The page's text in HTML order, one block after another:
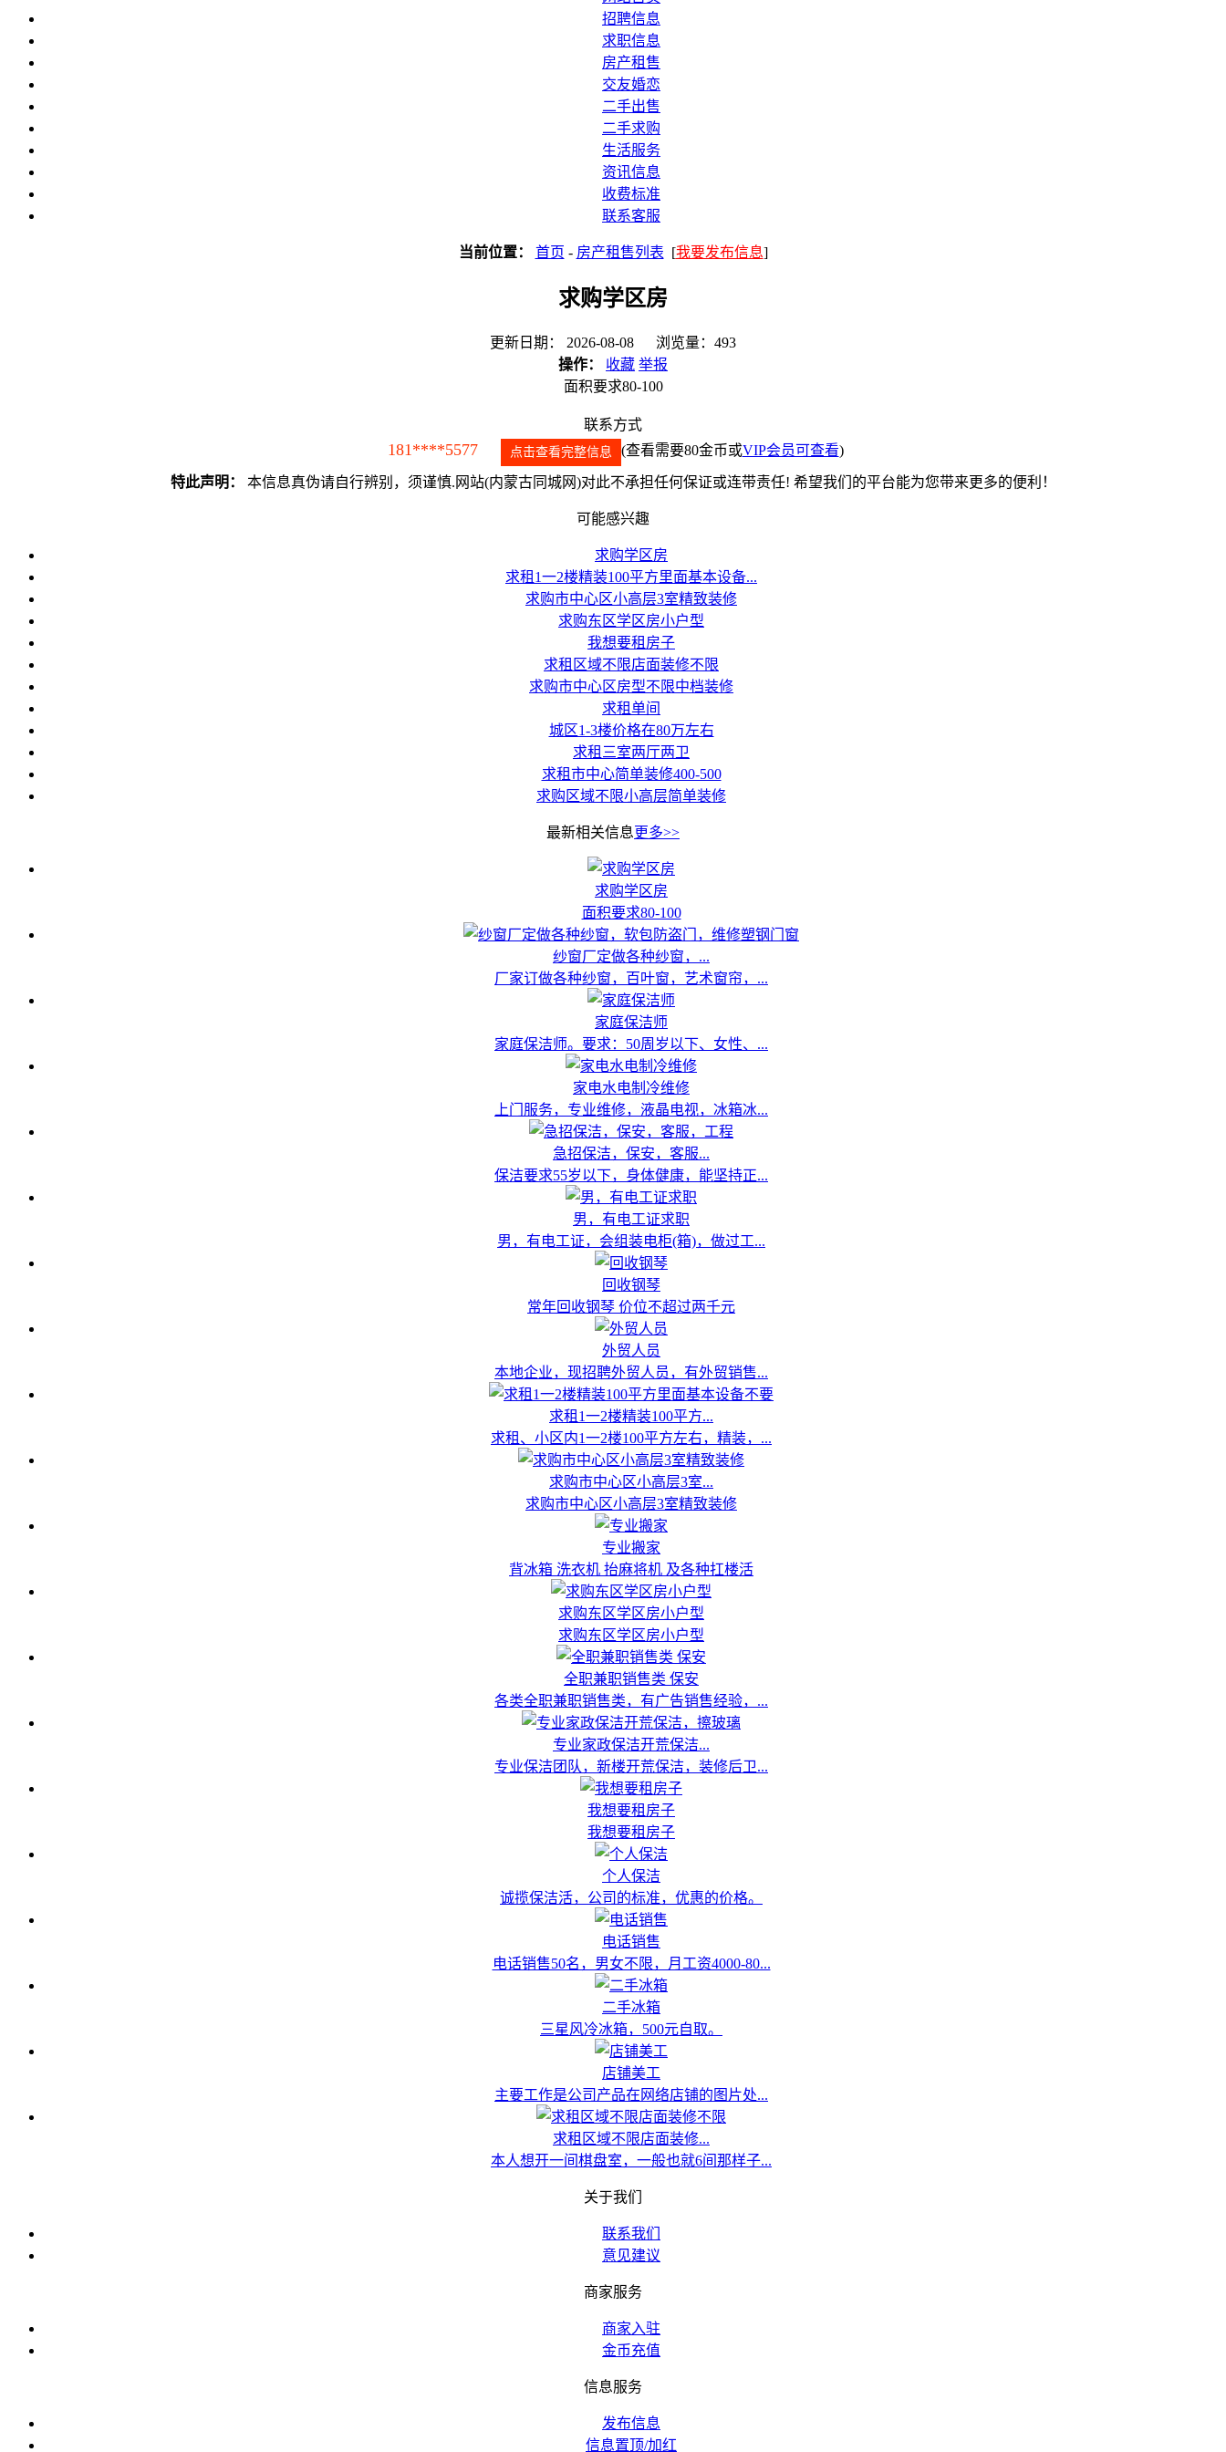
招聘信息
求职信息
房产租售
交友婚恋
二手出售
二手求购
生活服务
资讯信息
收费标准
联系客服
当前位置： 首页 - 房产租售列表 [我要发布信息]
求购学区房
更新日期： 2026-08-08 浏览量：493
操作：
收藏 举报
面积要求80-100
联系方式
181****5577 点击查看完整信息 (查看需要80金币或VIP会员可查看)
特此声明： 本信息真伪请自行辨别，须谨慎.网站(内蒙古同城网)对此不承担任何保证或连带责任! 希望我们的平台能为您带来更多的便利！
可能感兴趣
求购学区房
求租1一2楼精装100平方里面基本设备...
求购市中心区小高层3室精致装修
求购东区学区房小户型
我想要租房子
求租区域不限店面装修不限
求购市中心区房型不限中档装修
求租单间
城区1-3楼价格在80万左右
求租三室两厅两卫
求租市中心简单装修400-500
求购区域不限小高层简单装修
最新相关信息更多>>
求购学区房
面积要求80-100
纱窗厂定做各种纱窗，...
厂家订做各种纱窗，百叶窗，艺术窗帘，...
家庭保洁师
家庭保洁师。要求：50周岁以下、女性、...
家电水电制冷维修
上门服务，专业维修，液晶电视，冰箱冰...
急招保洁，保安，客服...
保洁要求55岁以下，身体健康，能坚持正...
男，有电工证求职
男，有电工证，会组装电柜(箱)，做过工...
回收钢琴
常年回收钢琴 价位不超过两千元
外贸人员
本地企业，现招聘外贸人员，有外贸销售...
求租1一2楼精装100平方...
求租、小区内1一2楼100平方左右，精装，...
求购市中心区小高层3室...
求购市中心区小高层3室精致装修
专业搬家
背冰箱 洗衣机 抬麻将机 及各种扛楼活
求购东区学区房小户型
求购东区学区房小户型
全职兼职销售类 保安
各类全职兼职销售类，有广告销售经验，...
专业家政保洁开荒保洁...
专业保洁团队，新楼开荒保洁，装修后卫...
我想要租房子
我想要租房子
个人保洁
诚揽保洁活，公司的标准，优惠的价格。
电话销售
电话销售50名，男女不限，月工资4000-80...
二手冰箱
三星风冷冰箱，500元自取。
店铺美工
主要工作是公司产品在网络店铺的图片处...
求租区域不限店面装修...
本人想开一间棋盘室，一般也就6间那样子...
关于我们
联系我们
意见建议
商家服务
商家入驻
金币充值
信息服务
发布信息
信息置顶/加红